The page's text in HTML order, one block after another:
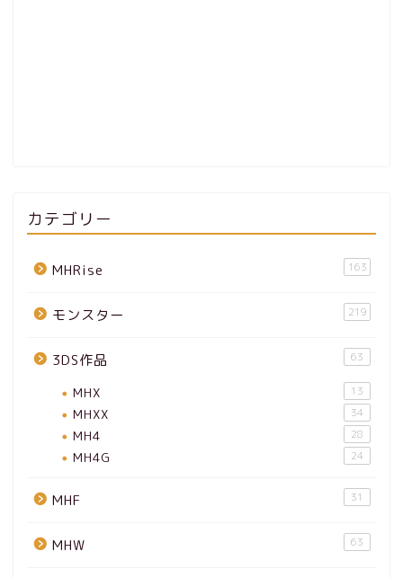
カテゴリー
MHRise 163
モンスター 219
3DS作品 63
MHX 13
MHXX 34
MH4 28
MH4G 24
MHF 31
MHW 63